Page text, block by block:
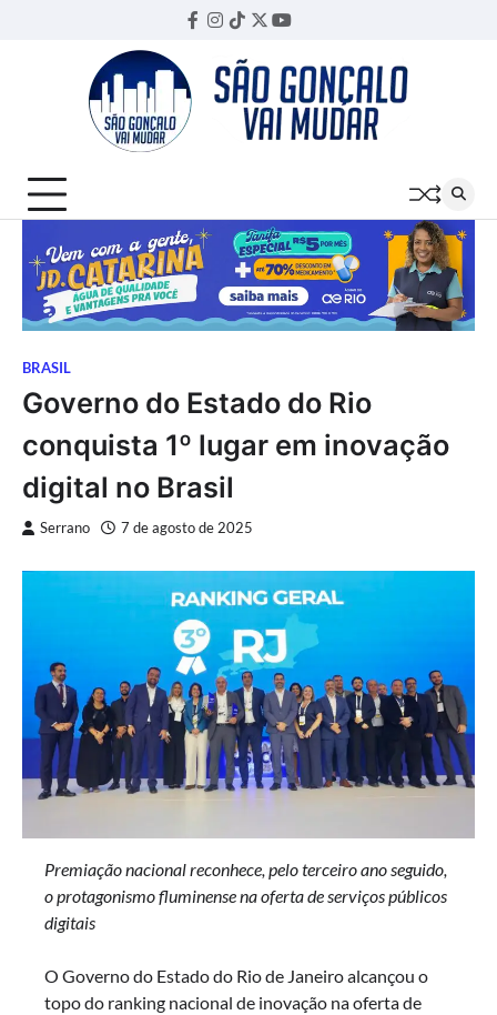
Facebook
Instagram
TikTok
TwitterYouTube
BRASIL
Governo do Estado do Rio
conquista 1º lugar em inovação
digital no Brasil
Serrano 7 de agosto de 2025
Premiação nacional reconhece, pelo terceiro ano seguido,
o protagonismo fluminense na oferta de serviços públicos
digitais
O Governo do Estado do Rio de Janeiro alcançou o
topo do ranking nacional de inovação na oferta de